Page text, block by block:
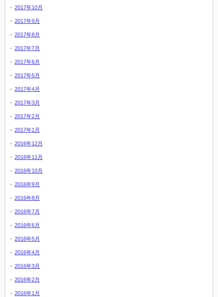
2017年10月
2017年9月
2017年8月
2017年7月
2017年6月
2017年5月
2017年4月
2017年3月
2017年2月
2017年1月
2016年12月
2016年11月
2016年10月
2016年9月
2016年8月
2016年7月
2016年6月
2016年5月
2016年4月
2016年3月
2016年2月
2016年1月